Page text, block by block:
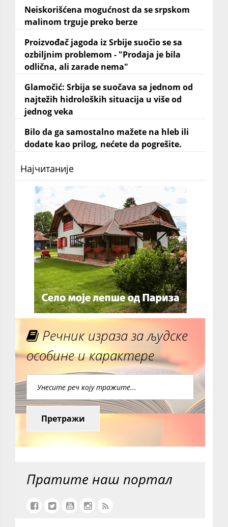
Neiskorišćena mogućnost da se srpskom
malinom trguje preko berze
Proizvođač jagoda iz Srbije suočio se sa
ozbiljnim problemom - "Prodaja je bila
odlična, ali zarade nema"
Glamočić: Srbija se suočava sa jednom od
najtežih hidroloških situacija u više od
jednog veka
Bilo da ga samostalno mažete na hleb ili
dodate kao prilog, nećete da pogrešite.
Најчитаније
Речник израза за људске
особине и карактере
Претражи
Пратите наш портал